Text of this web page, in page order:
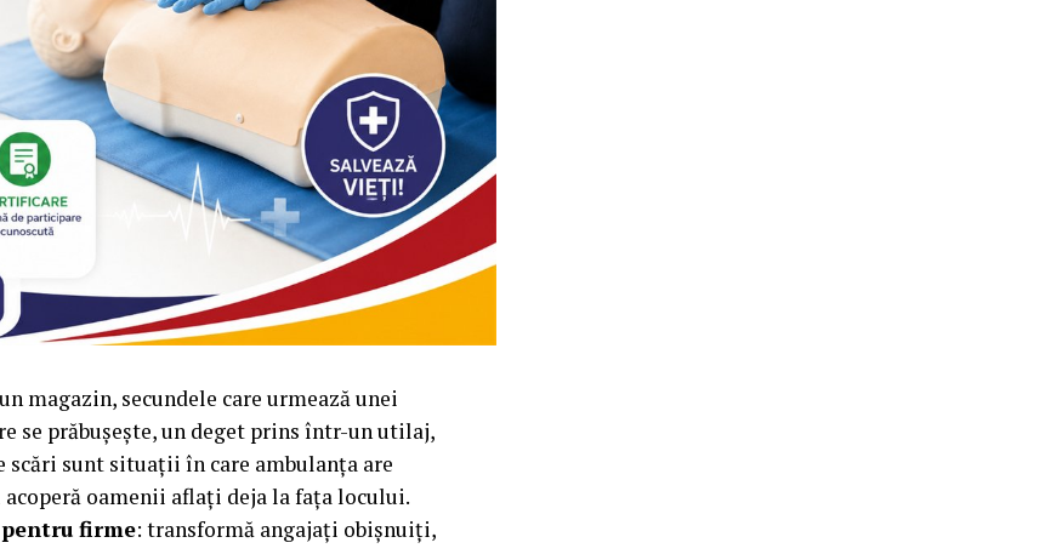
magazin, secundele care urmează unei
se prăbușește, un deget prins într-un utilaj,
scări sunt situații în care ambulanța are
oamenii aflați deja la fața locului.
firme: transformă angajați obișnuiți,